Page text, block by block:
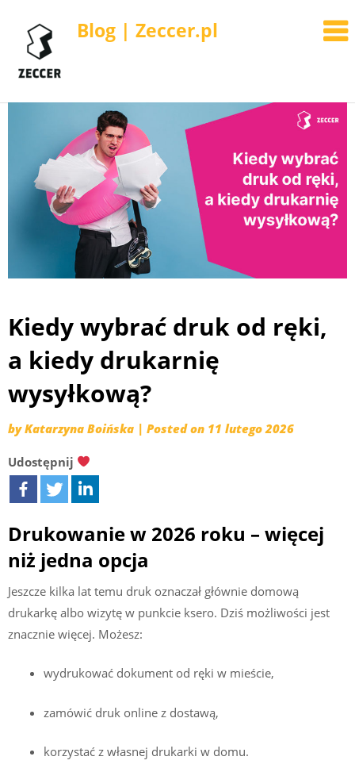
Blog | Zeccer.pl
content
Kiedy wybrać druk od ręki,
a kiedy drukarnię
wysyłkową?
byKatarzyna Boińska | Posted on 11 lutego 2026
Udostępnij
Drukowanie w 2026 roku – więcej
niż jedna opcja
Jeszcze kilka lat temu druk oznaczał głównie domową
drukarkę albo wizytę w punkcie ksero. Dziś możliwości jest
znacznie więcej. Możesz:
wydrukować dokument od ręki w mieście,
zamówić druk online z dostawą,
korzystać z własnej drukarki w domu.